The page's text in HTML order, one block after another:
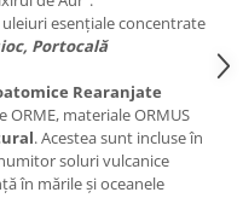
esențiale concentrate
Portocală
Rearanjate
ORME, materiale ORMUS
. Acestea sunt incluse în
soluri vulcanice
în mările și oceanele